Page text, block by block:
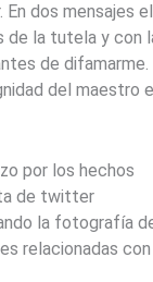
dos mensajes el
de la tutela y con
de difamarme.
del maestro
por los hechos
de twitter
la fotografía
relacionadas con